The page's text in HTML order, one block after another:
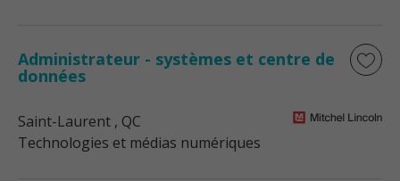
Administrateur - systèmes et centre de
données
Saint-Laurent , QC
Technologies et médias numériques